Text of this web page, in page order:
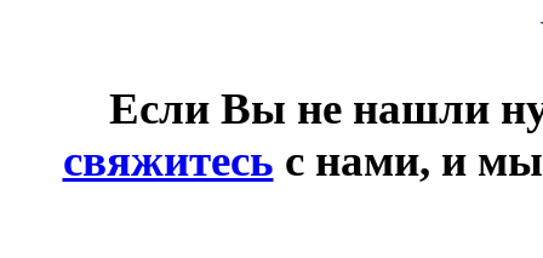
Если Вы не нашли
свяжитесь с нами, и мы